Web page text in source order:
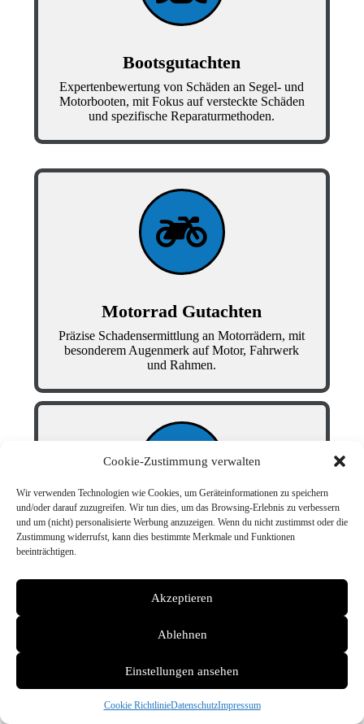
Cookie-Zustimmung verwalten
Wir verwenden Technologien wie Cookies, um Geräteinformationen zu speichern
und/oder darauf zuzugreifen. Wir tun dies, um das Browsing-Erlebnis zu verbessern
und um (nicht) personalisierte Werbung anzuzeigen. Wenn du nicht zustimmst oder die
Zustimmung widerrufst, kann dies bestimmte Merkmale und Funktionen
beeinträchtigen.
Akzeptieren
Ablehnen
Einstellungen ansehen
Cookie RichtlinieDatenschutzImpressum
Bootsgutachten
Expertenbewertung von Schäden an Segel- und
Motorbooten, mit Fokus auf versteckte Schäden
und spezifische Reparaturmethoden.
Schadengutachten
Dokumentation und Empfehlungen für effektive
Reparatur.
Motorrad Gutachten
Präzise Schadensermittlung an Motorrädern, mit
besonderem Augenmerk auf Motor, Fahrwerk
und Rahmen.